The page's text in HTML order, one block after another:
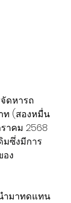
ดหารถ
ท (สองหมื่น
าคม 2568
มซึ่งมีการ
อง
ำมาทดแทน